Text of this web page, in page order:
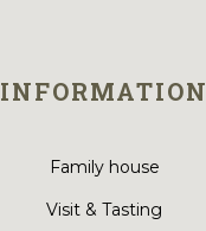
INFORMATION
Family house
Visit & Tasting